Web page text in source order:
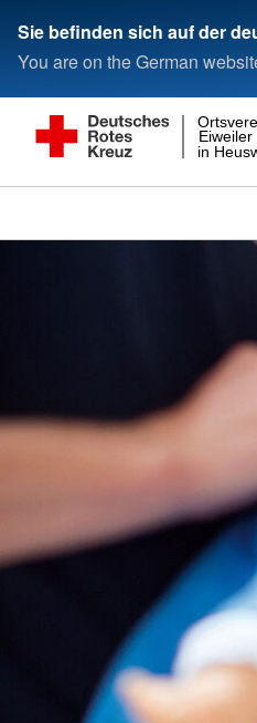
Sie befinden sich auf der
You are on the German
in
Eiweiler